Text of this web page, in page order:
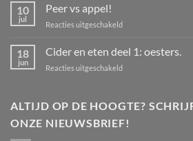
Vakantie
30
24
augustus
10
jul
Peer vs appel!
Reacties uitgeschakeldvoor
vs
appel!
18
jun
Cider en eten deel 1: oesters.
Reacties uitgeschakeldvoor
eten
1:
ALTIJD OP DE HOOGTE?
ONZE NIEUWSBRIEF!